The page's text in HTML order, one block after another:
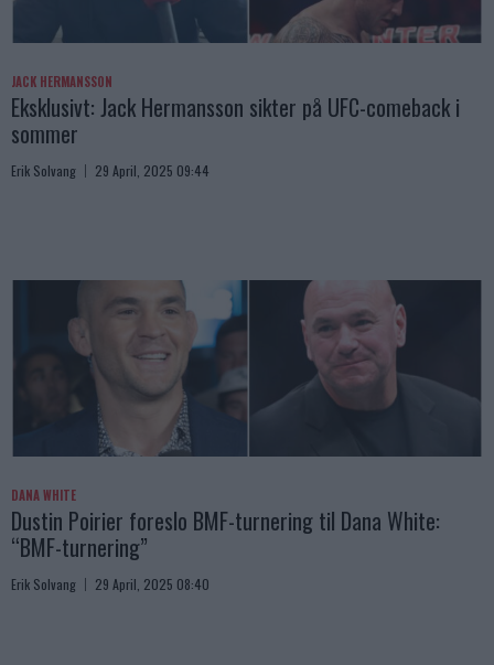
JACK HERMANSSON
Eksklusivt: Jack Hermansson sikter på UFC-comeback i
sommer
Erik Solvang 29 April, 2025 09:44
DANA WHITE
Dustin Poirier foreslo BMF-turnering til Dana White:
“BMF-turnering”
Erik Solvang 29 April, 2025 08:40